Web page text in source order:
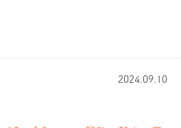
2024.09.10